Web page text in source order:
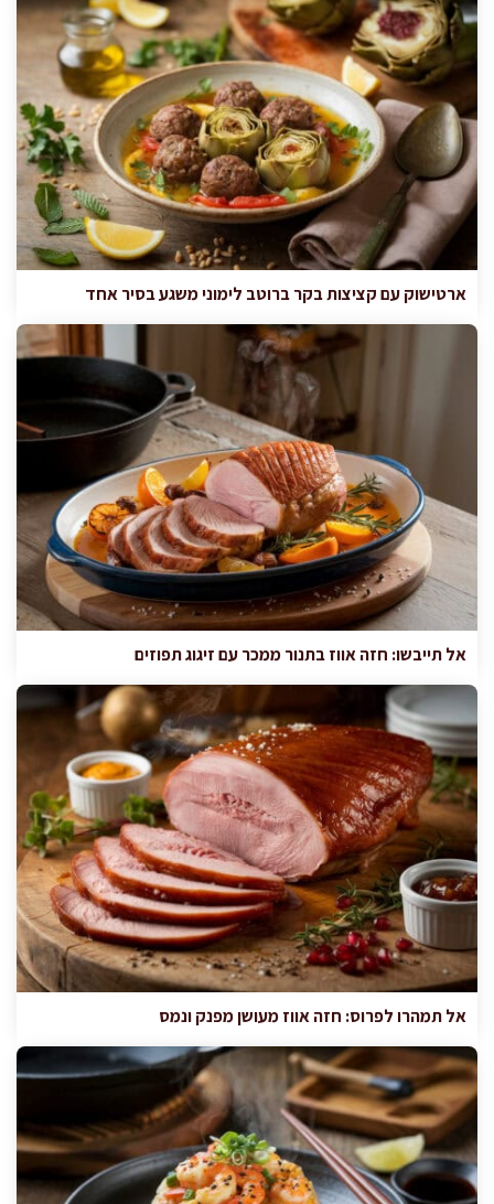
ארטישוק עם קציצות בקר ברוטב לימוני משגע בסיר אחד
אל תייבשו: חזה אווז בתנור ממכר עם זיגוג תפוזים
אל תמהרו לפרוס: חזה אווז מעושן מפנק ונמס